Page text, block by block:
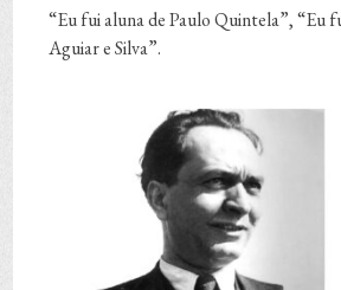
“Eu fui aluna de Paulo Quintela”, “Eu
Aguiar e Silva”.